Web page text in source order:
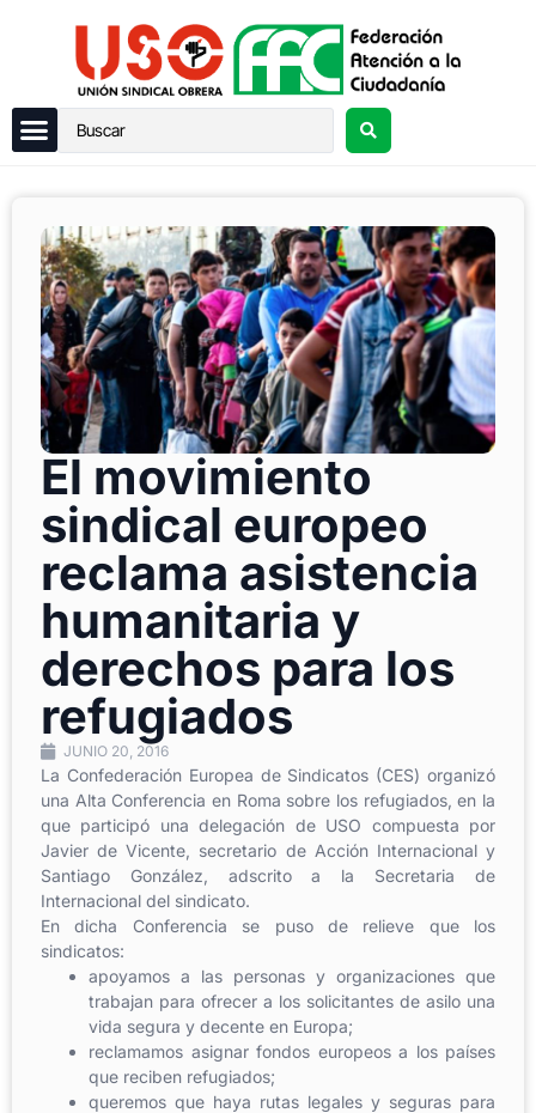
El movimiento
sindical europeo
reclama asistencia
humanitaria y
derechos para los
refugiados
JUNIO 20, 2016
La Confederación Europea de Sindicatos (CES) organizó
una Alta Conferencia en Roma sobre los refugiados, en la
que participó una delegación de USO compuesta por
Javier de Vicente, secretario de Acción Internacional y
Santiago González, adscrito a la Secretaria de
Internacional del sindicato.
En dicha Conferencia se puso de relieve que los
sindicatos:
apoyamos a las personas y organizaciones que
trabajan para ofrecer a los solicitantes de asilo una
vida segura y decente en Europa;
reclamamos asignar fondos europeos a los países
que reciben refugiados;
queremos que haya rutas legales y seguras para